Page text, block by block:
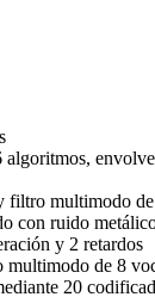
algoritmos,
filtro multimodo
con ruido
y 2 retardos
multimodo de 8
20